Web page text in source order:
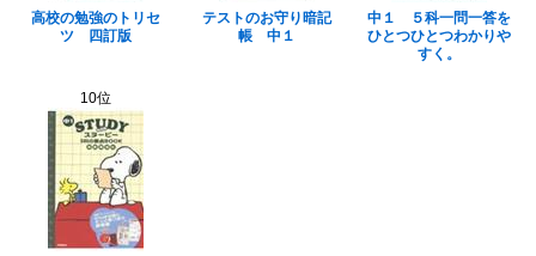
高校の勉強のトリセ
ツ 四訂版
テストのお守り暗記
帳 中１
中１ ５科一問一答を
ひとつひとつわかりや
すく。
10位